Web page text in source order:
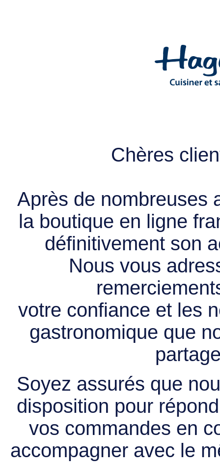
Chères
Après de nombreuses
la boutique en ligne
définitivement son
Nous vous
votre confiance et les
gastronomique que
Soyez assurés que
disposition pour
vos commandes en
accompagner avec le